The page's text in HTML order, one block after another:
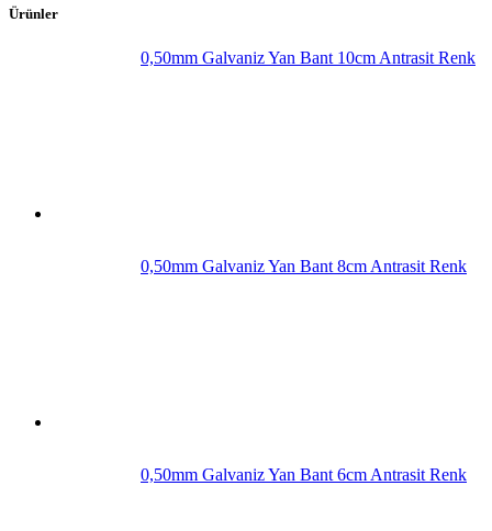
Ürünler
0,50mm Galvaniz Yan Bant 10cm Antrasit Renk
0,50mm Galvaniz Yan Bant 8cm Antrasit Renk
0,50mm Galvaniz Yan Bant 6cm Antrasit Renk